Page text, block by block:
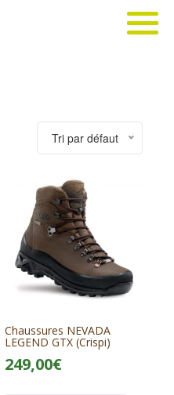
Tri par défaut
Chaussures NEVADA
LEGEND GTX (Crispi)
249,00€